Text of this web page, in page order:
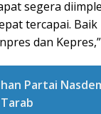
segera
tercapai.
dan
Partai